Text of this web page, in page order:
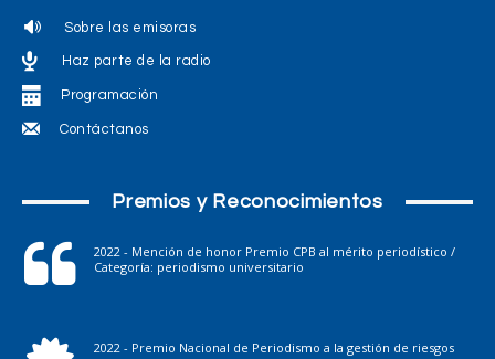
Sobre las emisoras
Haz parte de la radio
Programación
Contáctanos
Premios y Reconocimientos
2022 - Mención de honor Premio CPB al mérito periodístico /
Categoría: periodismo universitario
2022 - Premio Nacional de Periodismo a la gestión de riesgos